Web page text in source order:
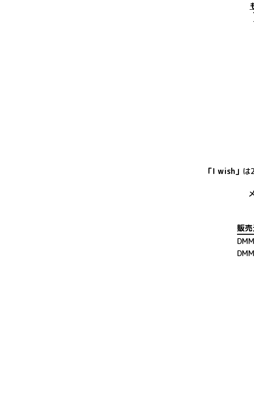
「I wish」 は
販
DMM